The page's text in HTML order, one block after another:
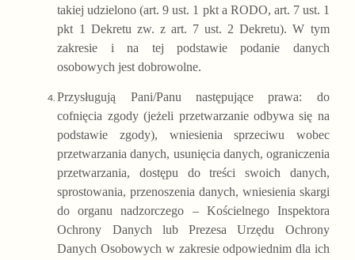
takiej udzielono (art. 9 ust. 1 pkt a RODO, art. 7 ust. 1
pkt 1 Dekretu zw. z art. 7 ust. 2 Dekretu). W tym
zakresie i na tej podstawie podanie danych
osobowych jest dobrowolne.
Przysługują Pani/Panu następujące prawa: do
cofnięcia zgody (jeżeli przetwarzanie odbywa się na
podstawie zgody), wniesienia sprzeciwu wobec
przetwarzania danych, usunięcia danych, ograniczenia
przetwarzania, dostępu do treści swoich danych,
sprostowania, przenoszenia danych, wniesienia skargi
do organu nadzorczego – Kościelnego Inspektora
Ochrony Danych lub Prezesa Urzędu Ochrony
Danych Osobowych w zakresie odpowiednim dla ich